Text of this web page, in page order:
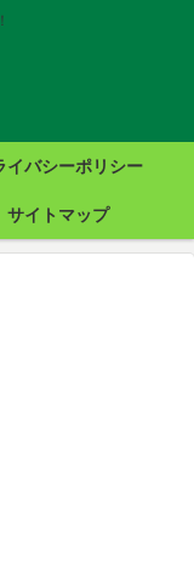
イバシーポリシー
サイトマップ